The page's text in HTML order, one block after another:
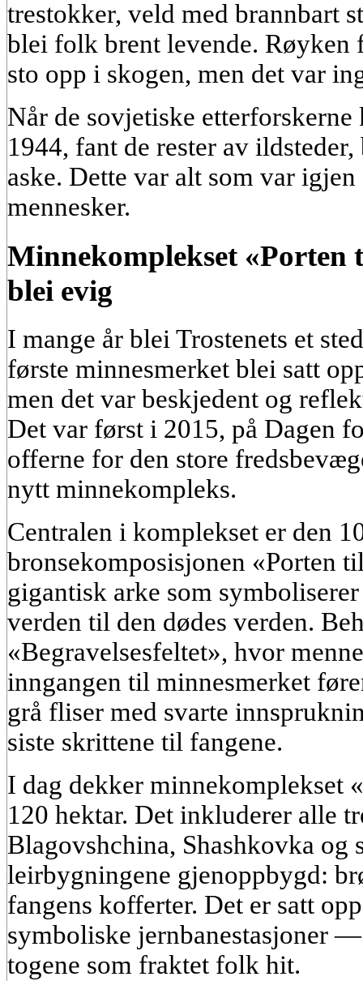
trestokker, veld med brannbart
blei folk brent levende. Røyken
sto opp i skogen, men det var
Når de sovjetiske
1944, fant de rester av
aske. Dette var alt som var
mennesker.
Minnekomplekset «Porten
blei evig
I mange år blei Trostenets et
første minnesmerket blei satt
men det var beskjedent og
Det var først i 2015, på Dagen
offerne for den store
nytt minnekompleks.
Centralen i komplekset er den
bronsekomposisjonen «Porten
gigantisk arke som
verden til den dødes verden.
«Begravelsesfeltet», hvor
inngangen til minnesmerket
grå fliser med svarte
siste skrittene til fangene.
I dag dekker minnekomplekset
120 hektar. Det inkluderer alle
Blagovshchina, Shashkovka og
leirbygningene gjenoppbygd:
fangens kofferter. Det er satt
symboliske jernbanestasjoner
togene som fraktet folk hit.